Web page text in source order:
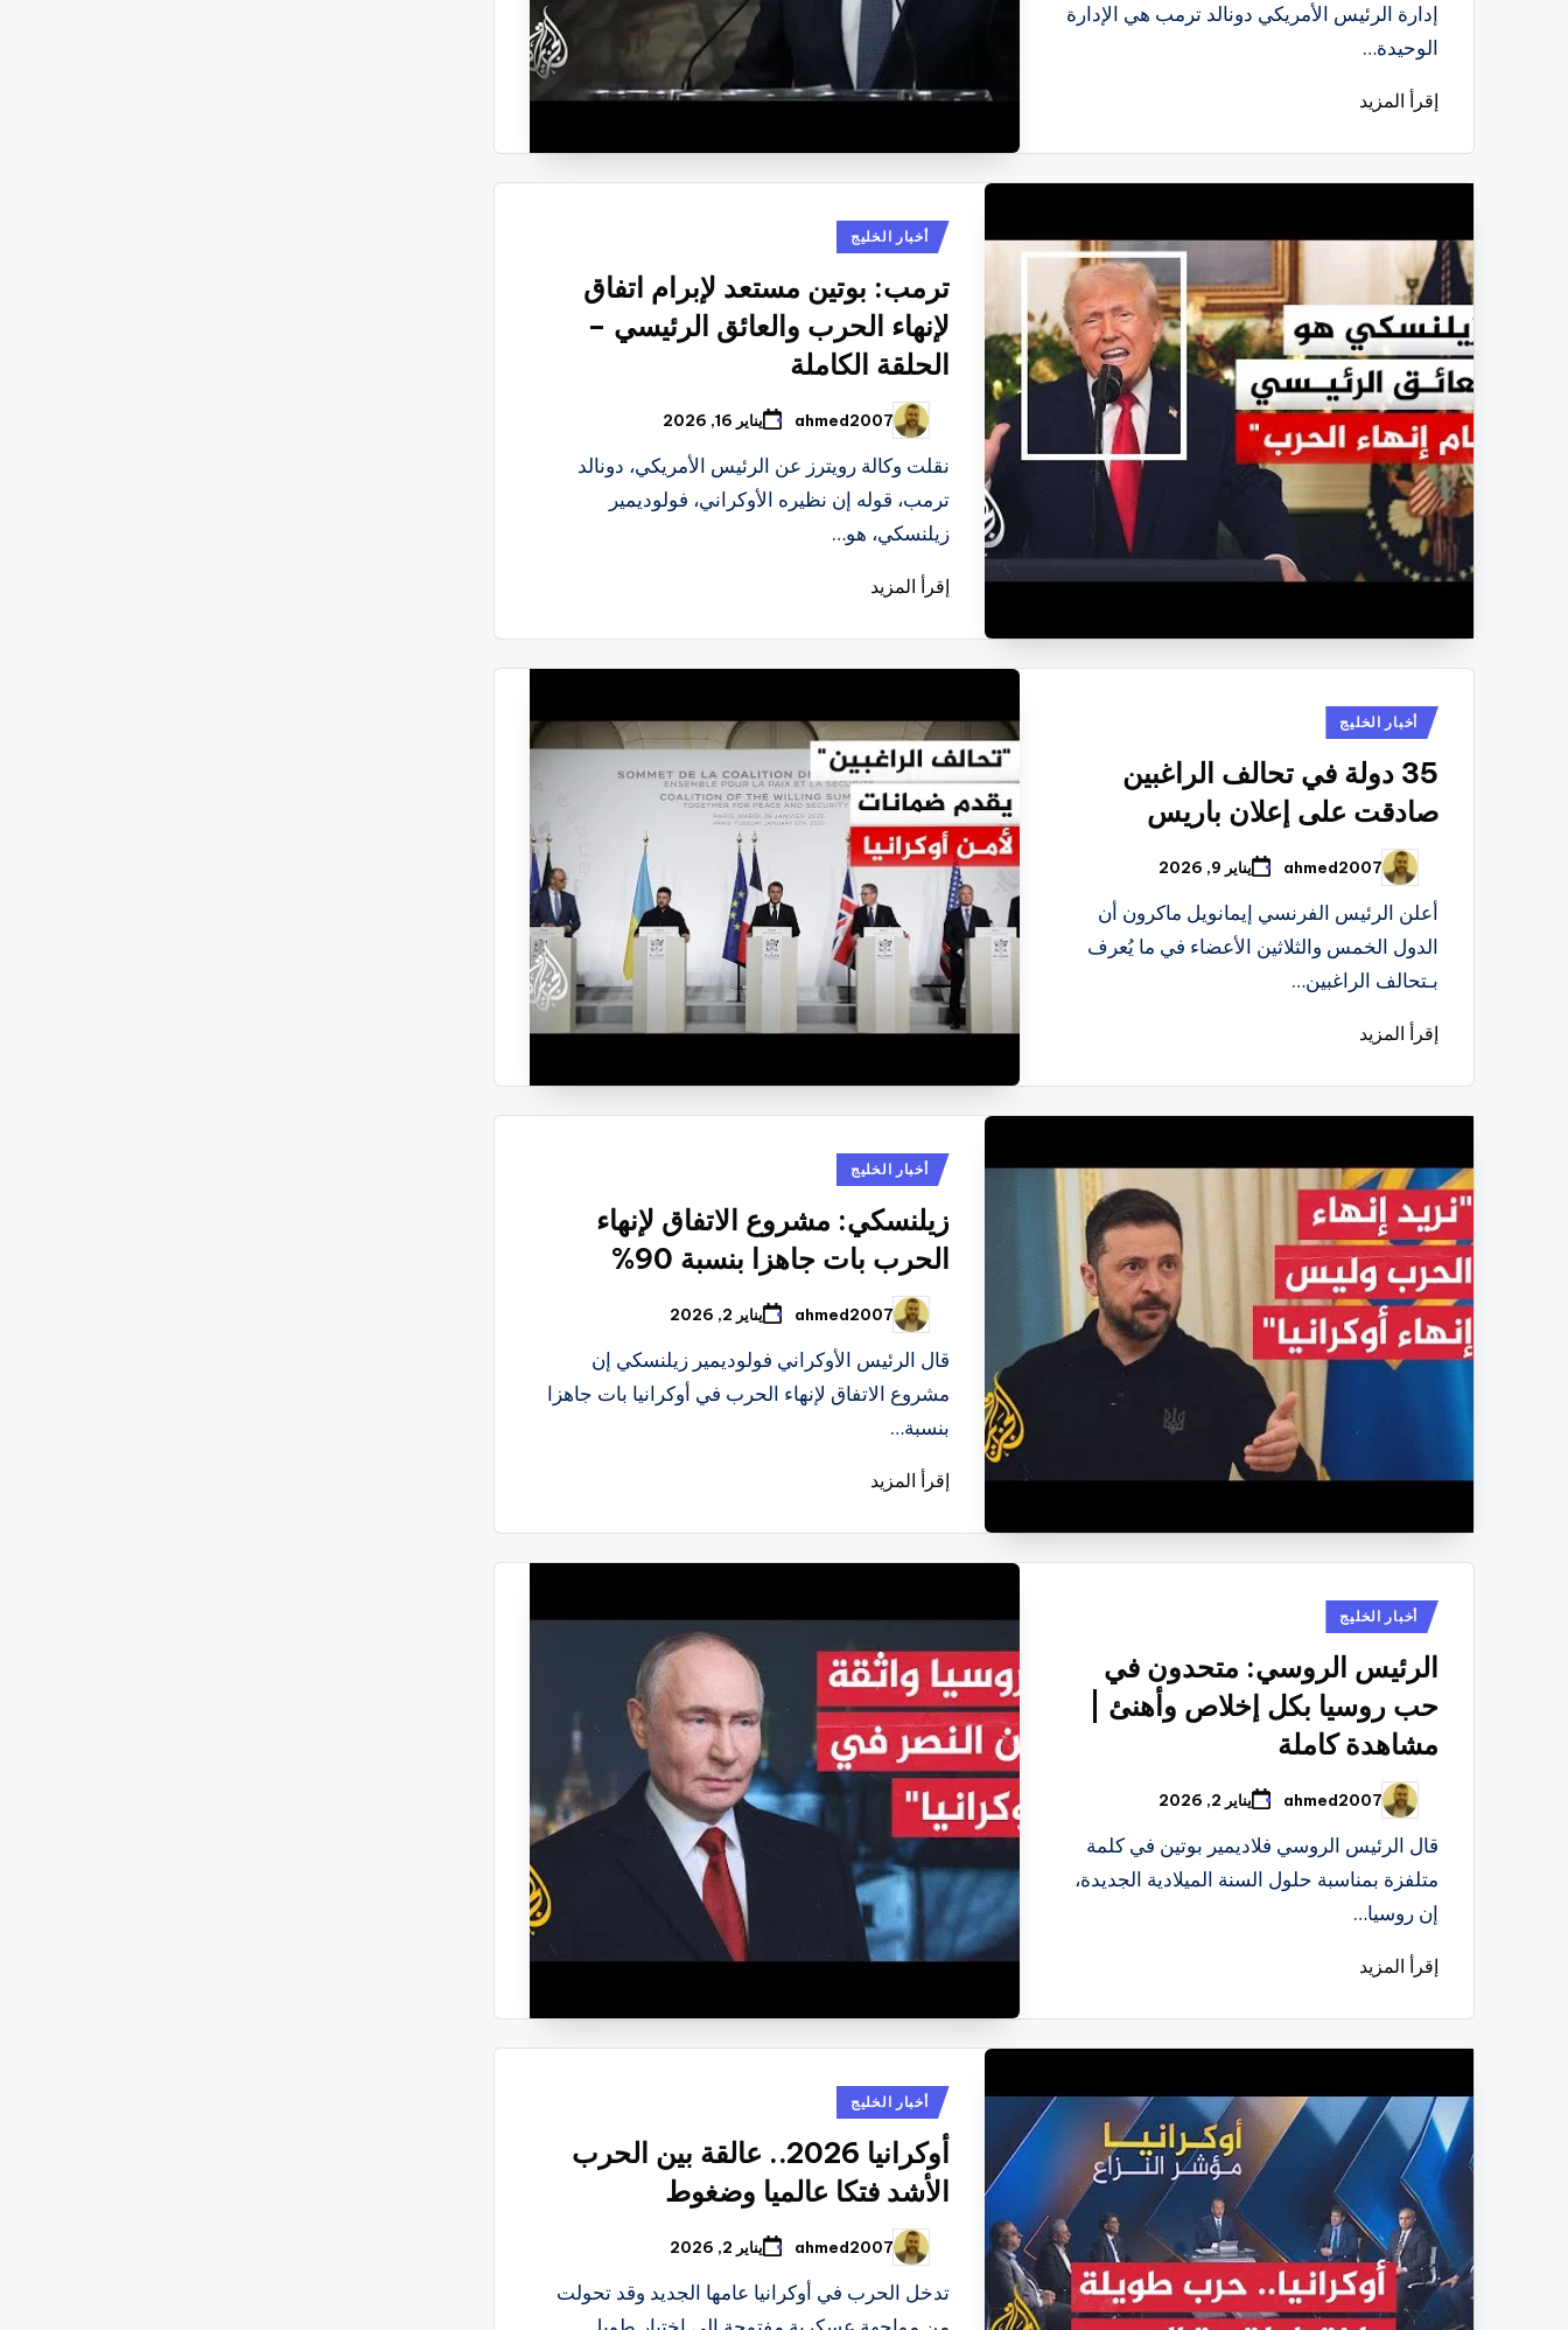
إدارة الرئيس الأمريكي دونالد ترمب هي الإدارة
الوحيدة…
إقرأ المزيد
نُشرأخبار الخليج
ترمب: بوتين مستعد لإبرام اتفاق
لإنهاء الحرب والعائق الرئيسي –
الحلقة الكاملة
تمّ
النشر
بواسطة
ahmed2007 يناير 16, 2026
نقلت وكالة رويترز عن الرئيس الأمريكي، دونالد
ترمب، قوله إن نظيره الأوكراني، فولوديمير
زيلنسكي، هو…
إقرأ المزيد
نُشرأخبار الخليج
35 دولة في تحالف الراغبين
صادقت على إعلان باريس
تمّ
النشر
بواسطة
ahmed2007 يناير 9, 2026
أعلن الرئيس الفرنسي إيمانويل ماكرون أن
الدول الخمس والثلاثين الأعضاء في ما يُعرف
بـتحالف الراغبين…
إقرأ المزيد
نُشرأخبار الخليج
زيلنسكي: مشروع الاتفاق لإنهاء
الحرب بات جاهزا بنسبة 90%
تمّ
النشر
بواسطة
ahmed2007 يناير 2, 2026
قال الرئيس الأوكراني فولوديمير زيلنسكي إن
مشروع الاتفاق لإنهاء الحرب في أوكرانيا بات جاهزا
بنسبة…
إقرأ المزيد
نُشرأخبار الخليج
الرئيس الروسي: متحدون في
حب روسيا بكل إخلاص وأهنئ |
مشاهدة كاملة
تمّ
النشر
بواسطة
ahmed2007 يناير 2, 2026
قال الرئيس الروسي فلاديمير بوتين في كلمة
متلفزة بمناسبة حلول السنة الميلادية الجديدة،
إن روسيا…
إقرأ المزيد
نُشر
في
أخبار الخليج
أوكرانيا 2026.. عالقة بين الحرب
الأشد فتكا عالميا وضغوط
تمّ
النشر
بواسطة
ahmed2007 يناير 2, 2026
تدخل الحرب في أوكرانيا عامها الجديد وقد تحولت